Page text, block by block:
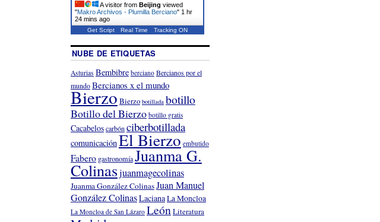
A visitor from Beijing viewed
"Makro Archivos - Plumilla Berciano" 1 hr
24 mins ago
Get Script Real Time Tracking ON
NUBE DE ETIQUETAS
Asturias Bembibre berciano Bercianos por el
mundoBercianos x el mundo
BierzoBierzo botillada botillo
Botillo del Bierzo botillo gratis
Cacabeloscarbón ciberbotillada
comunicaciónEl Bierzo embutido
Fabero gastronomíaJuanma G.
Colinasjuanmagecolinas
Juanma González ColinasJuan Manuel
González ColinasLacianaLa Moncloa
La Moncloa de San Lázaro LeónLiteratura